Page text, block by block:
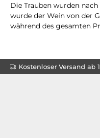
Die Trauben wurden
wurde der Wein von der
während des gesamten
Kostenloser Versand ab